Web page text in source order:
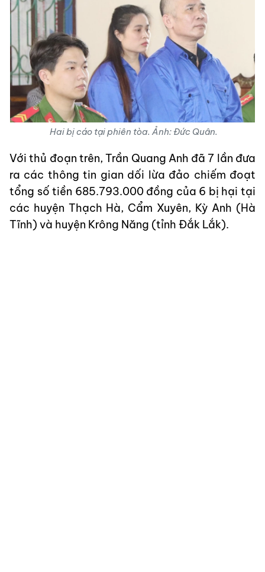
Hai bị cáo tại phiên tòa. Ảnh: Đức Quân.
Với thủ đoạn trên, Trần Quang Anh đã 7 lần đưa
ra các thông tin gian dối lừa đảo chiếm đoạt
tổng số tiền 685.793.000 đồng của 6 bị hại tại
các huyện Thạch Hà, Cẩm Xuyên, Kỳ Anh (Hà
Tĩnh) và huyện Krông Năng (tỉnh Đắk Lắk).